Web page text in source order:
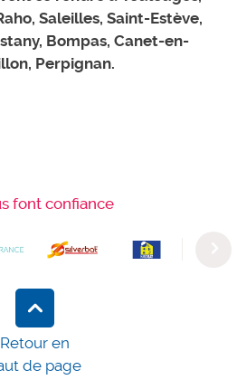
Saleilles, Saint-Estève,
Bompas, Canet-en-
Perpignan.
font confiance
Next
Retour en
de page